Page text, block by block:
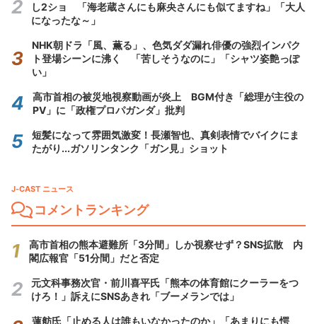
し2ショ 「海老蔵さんにも麻央さんにも似てますね」「大人
になったな～」
NHK朝ドラ「風、薫る」、色気ダダ漏れ俳優の強烈インパク
ト登場シーンに沸く 「苦しそうなのに」「シャツ姿艶っぽ
い」
高市首相の被災地視察動画が炎上 BGM付き「総理が主役の
PV」に「政権プロパガンダ」批判
短髪になって雰囲気激変！長瀬智也、真剣表情でバイクにま
たがり...ガソリンタンク「ガン見」ショット
J-CAST ニュース
コメントランキング
高市首相の熊本避難所「3分間」しか視察せず？SNS拡散 内
閣広報官「51分間」だと否定
元文科事務次官・前川喜平氏「熊本の体育館にクーラーをつ
けろ！」訴えにSNSあきれ「ブーメランでは」
蓮舫氏「止める人は誰もいなかったのか」「あまりにも愕